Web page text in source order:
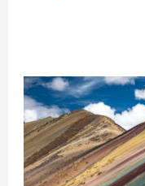
Unsere
Top
5
Highlights